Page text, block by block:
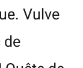
Vulve
de